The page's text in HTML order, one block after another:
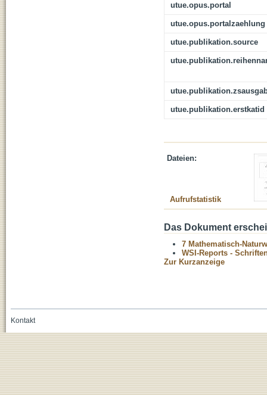
utue.opus.portal
utue.opus.portalzaehlung
utue.publikation.source
utue.publikation.erstkatid
Dateien:
Aufrufstatistik
Das Dokument
7 Mathematisch-
WSI-Reports -
Zur Kurzanzeige
Kontakt